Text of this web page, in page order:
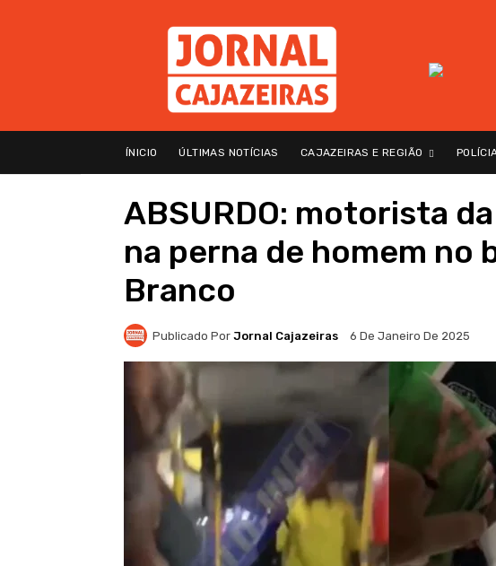
ÍNICIO ÚLTIMAS NOTÍCIAS CAJAZEIRAS E REGIÃO
ABSURDO: motorista
na perna de homem no
Branco
Publicado Por Jornal Cajazeiras 6 De Janeiro De 2025